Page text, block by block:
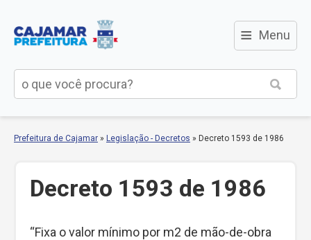
≡ Menu
Prefeitura de Cajamar » Legislação - Decretos » Decreto 1593 de 1986
Decreto 1593 de 1986
“Fixa o valor mínimo por m2 de mão-de-obra